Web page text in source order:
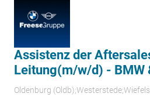
Assistenz der
Leitung(m/w/d) - BMW
Oldenburg